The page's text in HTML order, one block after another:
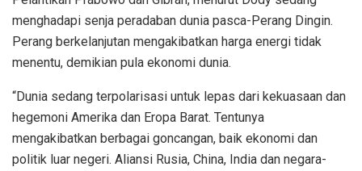
menghadapi senja peradaban dunia pasca-Perang Dingin.
Perang berkelanjutan mengakibatkan harga energi tidak
menentu, demikian pula ekonomi dunia.
“Dunia sedang terpolarisasi untuk lepas dari kekuasaan dan
hegemoni Amerika dan Eropa Barat. Tentunya
mengakibatkan berbagai goncangan, baik ekonomi dan
politik luar negeri. Aliansi Rusia, China, India dan negara-